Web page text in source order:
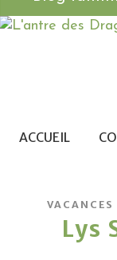
ACCUEIL
VACANCES
Lys